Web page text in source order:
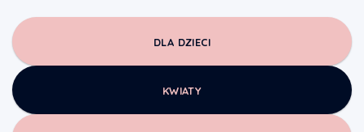
DLA DZIECI
KWIATY